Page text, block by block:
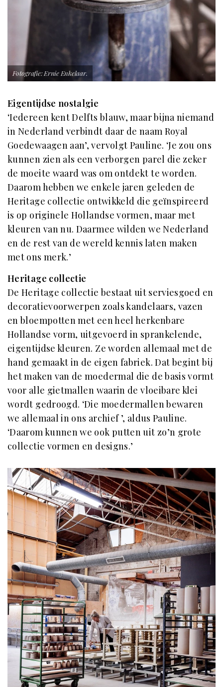
Fotografie: Ernie Enkelaar.
Eigentijdse nostalgie
‘Iedereen kent Delfts blauw, maar bijna niemand
in Nederland verbindt daar de naam Royal
Goedewaagen aan’, vervolgt Pauline. ‘Je zou ons
kunnen zien als een verborgen parel die zeker
de moeite waard was om ontdekt te worden.
Daarom hebben we enkele jaren geleden de
Heritage collectie ontwikkeld die geïnspireerd
is op originele Hollandse vormen, maar met
kleuren van nu. Daarmee wilden we Nederland
en de rest van de wereld kennis laten maken
met ons merk.’
Heritage collectie
De Heritage collectie bestaat uit serviesgoed en
decoratievoorwerpen zoals kandelaars, vazen
en bloempotten met een heel herkenbare
Hollandse vorm, uitgevoerd in sprankelende,
eigentijdse kleuren. Ze worden allemaal met de
hand gemaakt in de eigen fabriek. Dat begint bij
het maken van de moedermal die de basis vormt
voor alle gietmallen waarin de vloeibare klei
wordt gedroogd. ‘Die moedermallen bewaren
we allemaal in ons archief ’, aldus Pauline.
‘Daarom kunnen we ook putten uit zo’n grote
collectie vormen en designs.’